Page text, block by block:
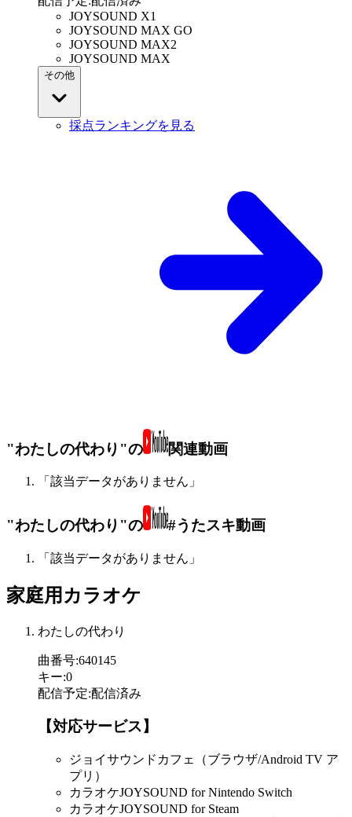
JOYSOUND X1
JOYSOUND MAX GO
JOYSOUND MAX2
JOYSOUND MAX
その他
採点ランキングを見る
"わたしの代わり"の 関連動画
「該当データがありません」
"わたしの代わり"の #うたスキ動画
「該当データがありません」
家庭用カラオケ
わたしの代わり
曲番号:640145
キー:0
配信予定:配信済み
【対応サービス】
ジョイサウンドカフェ（ブラウザ/Android TV ア
プリ）
カラオケJOYSOUND for Nintendo Switch
カラオケJOYSOUND for Steam